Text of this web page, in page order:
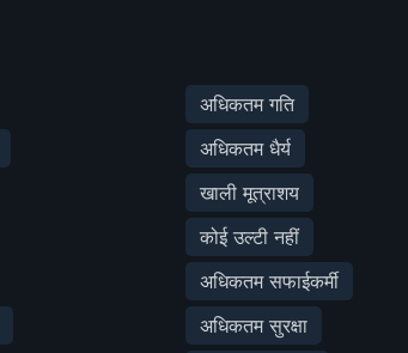
अधिकतम गति
अधिकतम धैर्य
खाली मूत्राशय
कोई उल्टी नहीं
अधिकतम सफाईकर्मी
अधिकतम सुरक्षा